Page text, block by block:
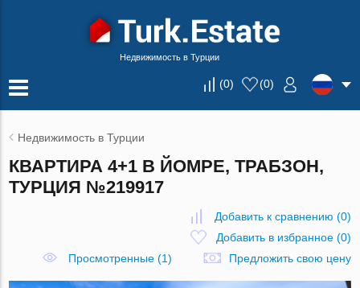
Недвижимость в Турции
(0) (0)
Недвижимость в Турции
КВАРТИРА 4+1 В ЙОМРЕ, ТРАБЗОН,
ТУРЦИЯ №219917
Добавить к сравнению (0)
Добавить в избранное(0)
Просмотренные (1)
Предложить свою цену